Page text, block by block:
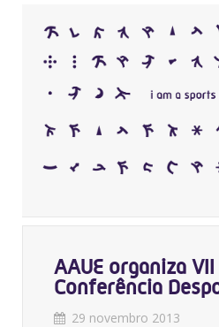
AAUE organiza
Conferência
29 novembro 2013